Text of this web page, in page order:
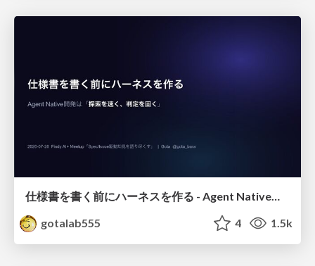
仕様書を書く前にハーネスを作る - Agent Native開発は「探索を速く、判定を固く」
gotalab555
4 1.5k